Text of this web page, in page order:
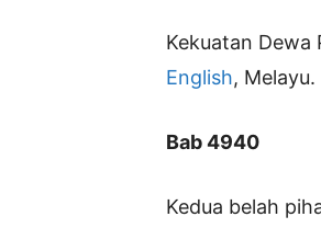
Kekuatan Dewa
English, Melayu.
Bab 4940
Kedua belah